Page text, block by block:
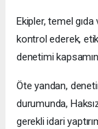
Ekipler, temel
kontrol ederek,
denetimi
Öte yandan,
durumunda,
gerekli idari